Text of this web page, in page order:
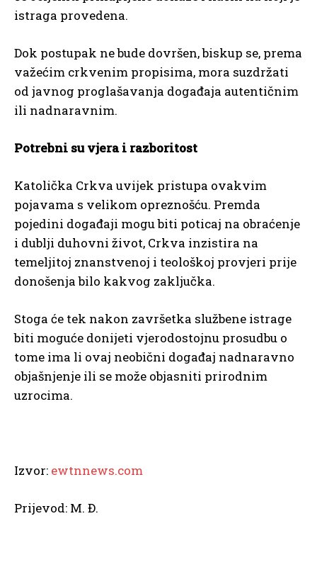
istraga provedena.
Dok postupak ne bude dovršen, biskup se, prema
važećim crkvenim propisima, mora suzdržati
od javnog proglašavanja događaja autentičnim
ili nadnaravnim.
Potrebni su vjera i razboritost
Katolička Crkva uvijek pristupa ovakvim
pojavama s velikom opreznošću. Premda
pojedini događaji mogu biti poticaj na obraćenje
i dublji duhovni život, Crkva inzistira na
temeljitoj znanstvenoj i teološkoj provjeri prije
donošenja bilo kakvog zaključka.
Stoga će tek nakon završetka službene istrage
biti moguće donijeti vjerodostojnu prosudbu o
tome ima li ovaj neobični događaj nadnaravno
objašnjenje ili se može objasniti prirodnim
uzrocima.
Izvor: ewtnnews.com
Prijevod: M. Đ.